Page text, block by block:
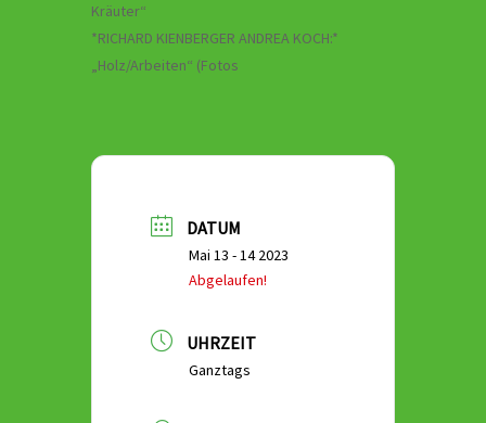
Kräuter“
*RICHARD KIENBERGER ANDREA KOCH:*
„Holz/Arbeiten“ (Fotos
DATUM
Mai 13 - 14 2023
Abgelaufen!
UHRZEIT
Ganztags